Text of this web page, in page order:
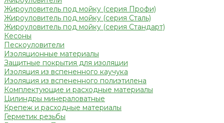
Жироуловитель под мойку (серия Профи)
Жироуловитель под мойку (серия Сталь)
Жироуловитель под мойку (серия Стандарт)
Кесоны
Пескоуловители
Изоляционные материалы
Защитные покрытия для изоляции
Изоляция из вспененного каучука
Изоляция из вспененного полиэтилена
Комплектующие и расходные материалы
Цилиндры минераловатные
Крепеж и расходные материалы
Герметик резьбы